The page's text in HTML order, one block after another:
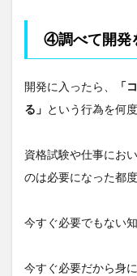
④調べて開発
開発に入ったら、
「
る」 という行為を何
資格試験や仕事にお
のは必要になった都
今すぐ必要でもない
今すぐ必要だから身